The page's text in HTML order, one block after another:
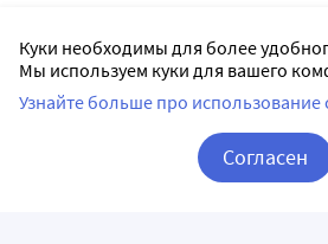
Куки необходимы для более
Мы используем куки для вашего
Узнайте больше про использование
Согласен